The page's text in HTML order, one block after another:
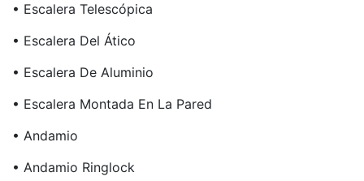
• Escalera Telescópica
• Escalera Del Ático
• Escalera De Aluminio
• Escalera Montada En La Pared
• Andamio
• Andamio Ringlock